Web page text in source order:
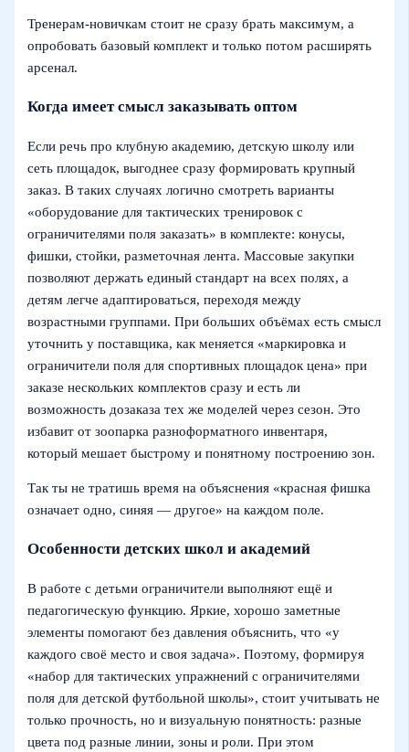
Тренерам-новичкам стоит не сразу брать максимум, а
опробовать базовый комплект и только потом расширять
арсенал.
Когда имеет смысл заказывать оптом
Если речь про клубную академию, детскую школу или
сеть площадок, выгоднее сразу формировать крупный
заказ. В таких случаях логично смотреть варианты
«оборудование для тактических тренировок с
ограничителями поля заказать» в комплекте: конусы,
фишки, стойки, разметочная лента. Массовые закупки
позволяют держать единый стандарт на всех полях, а
детям легче адаптироваться, переходя между
возрастными группами. При больших объёмах есть смысл
уточнить у поставщика, как меняется «маркировка и
ограничители поля для спортивных площадок цена» при
заказе нескольких комплектов сразу и есть ли
возможность дозаказа тех же моделей через сезон. Это
избавит от зоопарка разноформатного инвентаря,
который мешает быстрому и понятному построению зон.
Так ты не тратишь время на объяснения «красная фишка
означает одно, синяя — другое» на каждом поле.
Особенности детских школ и академий
В работе с детьми ограничители выполняют ещё и
педагогическую функцию. Яркие, хорошо заметные
элементы помогают без давления объяснить, что «у
каждого своё место и своя задача». Поэтому, формируя
«набор для тактических упражнений с ограничителями
поля для детской футбольной школы», стоит учитывать не
только прочность, но и визуальную понятность: разные
цвета под разные линии, зоны и роли. При этом